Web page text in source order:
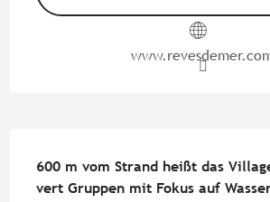
600 m vom Strand heißt das
vert Gruppen mit Fokus auf